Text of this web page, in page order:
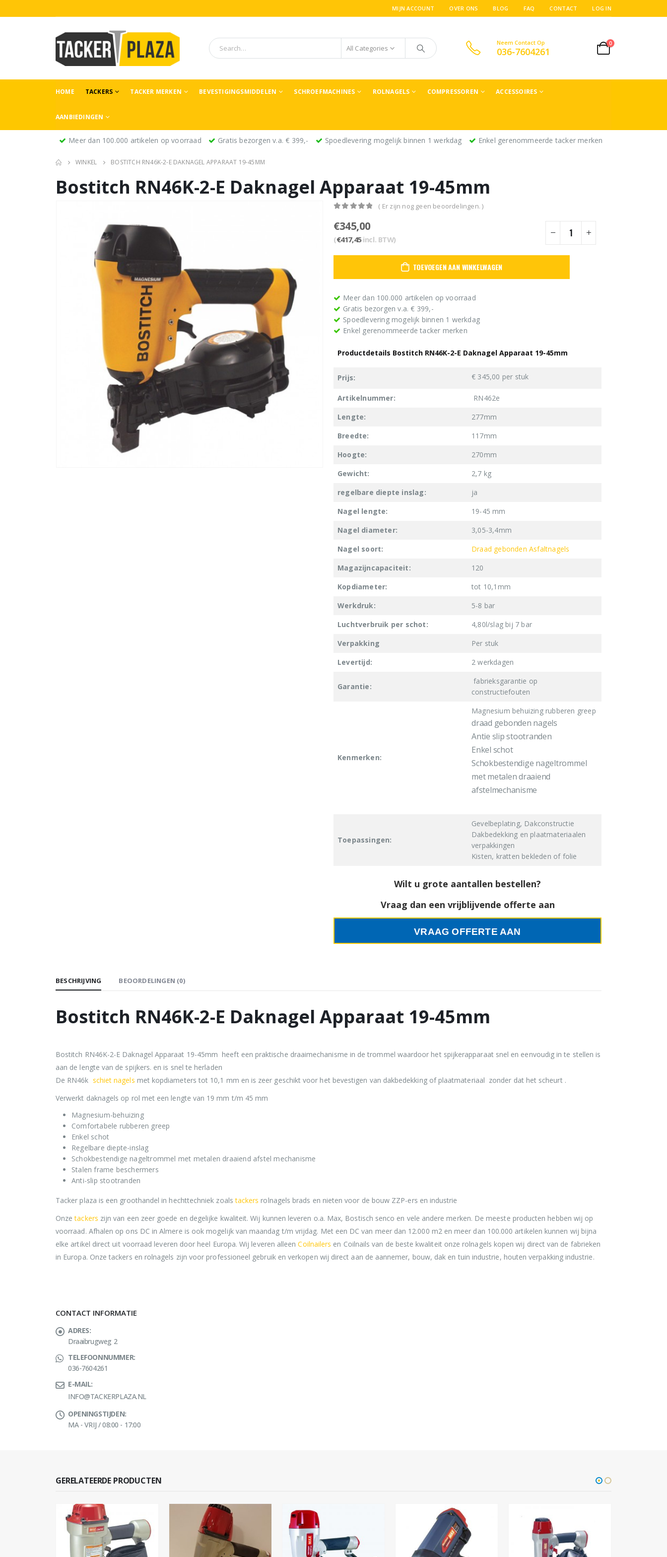
MIJN ACCOUNT OVER ONS BLOG FAQ CONTACT LOG IN
All Categories
Neem Contact Op
036-7604261
0
HOME TACKERS TACKER MERKEN BEVESTIGINGSMIDDELEN SCHROEFMACHINES ROLNAGELS COMPRESSOREN ACCESSOIRES
AANBIEDINGEN
Meer dan 100.000 artikelen op voorraad Gratis bezorgen v.a. € 399,- Spoedlevering mogelijk binnen 1 werkdag Enkel gerenommeerde tacker merken
WINKEL BOSTITCH RN46K-2-E DAKNAGEL APPARAAT 19-45MM
Bostitch RN46K-2-E Daknagel Apparaat 19-45mm
( Er zijn nog geen beoordelingen. )
€345,00
(€417,45incl. BTW)
TOEVOEGEN AAN WINKELWAGEN
Meer dan 100.000 artikelen op voorraad
Gratis bezorgen v.a. € 399,-
Spoedlevering mogelijk binnen 1 werkdag
Enkel gerenommeerde tacker merken
Productdetails Bostitch RN46K-2-E Daknagel Apparaat 19-45mm
Prijs: € 345,00 per stuk
Artikelnummer:
RN462e
Lengte:
277mm
Breedte:
117mm
Hoogte:
270mm
Gewicht:
2,7 kg
regelbare diepte inslag:
ja
Nagel lengte:
19-45 mm
Nagel diameter:
3,05-3,4mm
Nagel soort:
Draad gebonden Asfaltnagels
Magazijncapaciteit:
120
Kopdiameter:
tot 10,1mm
Werkdruk:
5-8 bar
Luchtverbruik per schot:
4,80l/slag bij 7 bar
Verpakking
Per stuk
Levertijd:
2 werkdagen
Garantie:
fabrieksgarantie op
constructiefouten
Kenmerken:
Magnesium behuizing rubberen greep
draad gebonden nagels
Antie slip stootranden
Enkel schot
Schokbestendige nageltrommel
met metalen draaiend
afstelmechanisme
Toepassingen:
Gevelbeplating, Dakconstructie
Dakbedekking en plaatmateriaalen
verpakkingen
Kisten, kratten bekleden of folie
Wilt u grote aantallen bestellen?
Vraag dan een vrijblijvende offerte aan
VRAAG OFFERTE AAN
BESCHRIJVING BEOORDELINGEN (0)
Bostitch RN46K-2-E Daknagel Apparaat 19-45mm
Bostitch RN46K-2-E Daknagel Apparaat 19-45mm heeft een praktische draaimechanisme in de trommel waardoor het spijkerapparaat snel en eenvoudig in te stellen is
aan de lengte van de spijkers. en is snel te herladen
De RN46k schiet nagels met kopdiameters tot 10,1 mm en is zeer geschikt voor het bevestigen van dakbedekking of plaatmateriaal zonder dat het scheurt .
Verwerkt daknagels op rol met een lengte van 19 mm t/m 45 mm
Magnesium-behuizing
Comfortabele rubberen greep
Enkel schot
Regelbare diepte-inslag
Schokbestendige nageltrommel met metalen draaiend afstel mechanisme
Stalen frame beschermers
Anti-slip stootranden
Tacker plaza is een groothandel in hechttechniek zoalstackers rolnagels brads en nieten voor de bouw ZZP-ers en industrie
Onzetackers zijn van een zeer goede en degelijke kwaliteit. Wij kunnen leveren o.a. Max, Bostisch senco en vele andere merken. De meeste producten hebben wij op
voorraad. Afhalen op ons DC in Almere is ook mogelijk van maandag t/m vrijdag. Met een DC van meer dan 12.000 m2 en meer dan 100.000 artikelen kunnen wij bijna
elke artikel direct uit voorraad leveren door heel Europa. Wij leveren alleenCoilnailers en Coilnails van de beste kwaliteit onze rolnagels kopen wij direct van de fabrieken
in Europa. Onze tackers en rolnagels zijn voor professioneel gebruik en verkopen wij direct aan de aannemer, bouw, dak en tuin industrie, houten verpakking industrie.
CONTACT INFORMATIE
ADRES:
Draaibrugweg 2
TELEFOONNUMMER:
036-7604261
E-MAIL:
INFO@TACKERPLAZA.NL
OPENINGSTIJDEN:
MA - VRIJ / 08:00 - 17:00
GERELATEERDE PRODUCTEN